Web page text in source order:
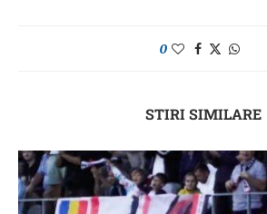
0
STIRI SIMILARE